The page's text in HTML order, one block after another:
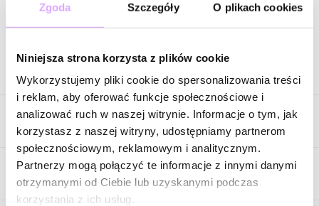
Zgoda Szczegóły O plikach cookies
Niniejsza strona korzysta z plików cookie
Wykorzystujemy pliki cookie do spersonalizowania treści
i reklam, aby oferować funkcje społecznościowe i
analizować ruch w naszej witrynie. Informacje o tym, jak
korzystasz z naszej witryny, udostępniamy partnerom
społecznościowym, reklamowym i analitycznym.
Partnerzy mogą połączyć te informacje z innymi danymi
otrzymanymi od Ciebie lub uzyskanymi podczas
korzystania z ich usług.
Opis produktu
Elegancka, wyrazista i pełna szlachetnego koloru. Ta podwójna
bransoletka zachwyca głębokim odcieniem niebieskich lapisów,
które pięknie kontrastują ze złotym wykończeniem. Klasyczne
połączenie intensywnego błękitu i ciepłego złota tworzy
ponadczasową kompozycję o wyjątkowo eleganckim
charakterze.
Cechy produktu
Niebieski
Kolor metalu złoty
Opinie